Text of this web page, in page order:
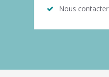
Nous contacter